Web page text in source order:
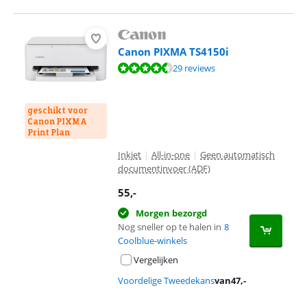
geschikt voor
Canon PIXMA
Print Plan
Canon PIXMA TS4150i
Beoordeling is 8,6 van de 10, gebaseerd op 29 reviews.
29 reviews
Inkjet | All-in-one | Geen automatisch
documentinvoer (ADF)
55,-
Morgen bezorgd
Nog sneller op te halen in 8
Coolblue-winkels
Vergelijken
Voordelige Tweedekansvan47,-